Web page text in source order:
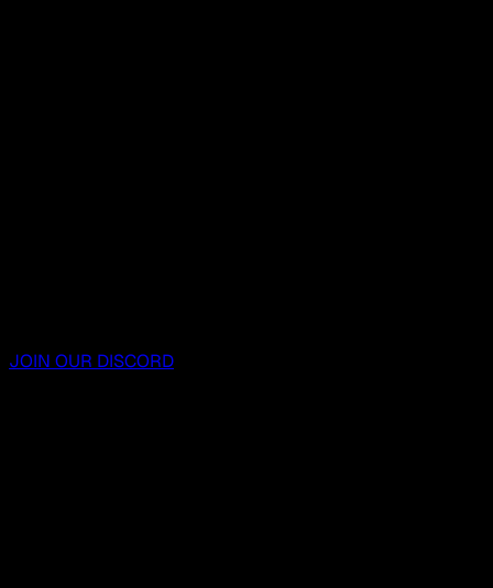
JOIN OUR DISCORD